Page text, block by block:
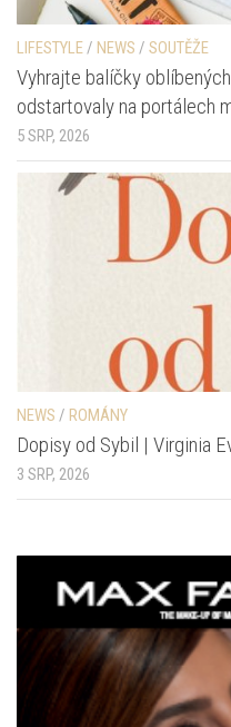
LIFESTYLE/ NEWS / SOUTĚŽE
Vyhrajte balíčky
odstartovaly na portálech
5 SRP, 2026
NEWS / ROMÁNY
Dopisy od Sybil | Virginia
3 SRP, 2026